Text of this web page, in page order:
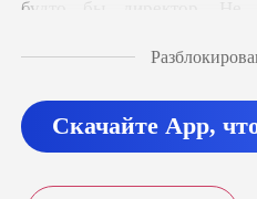
ыни
Скачайте App,